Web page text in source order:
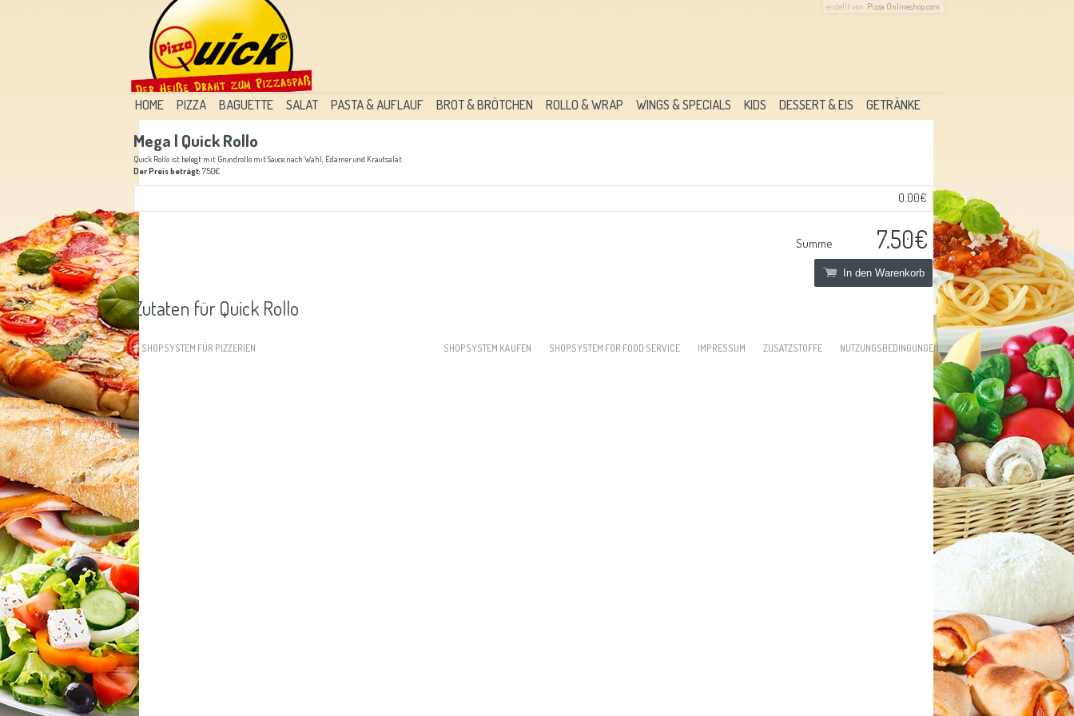
erstellt von Pizza Onlineshop.com
HOME PIZZA BAGUETTE SALAT PASTA & AUFLAUF BROT & BRÖTCHEN ROLLO & WRAP WINGS & SPECIALS KIDS DESSERT & EIS GETRÄNKE
Mega | Quick Rollo
Quick Rollo ist belegt mit Grundrollo mit Sauce nach Wahl, Edamer und Krautsalat.
Der Preis beträgt:7.50€
0.00€
Summe 7.50€
In den Warenkorb
Zutaten für Quick Rollo
SHOPSYSTEM FÜR PIZZERIEN NUTZUNGSBEDINGUNGEN
ZUSATZSTOFFE
IMPRESSUM
SHOPSYSTEM FOR FOOD SERVICE
SHOPSYSTEM KAUFEN